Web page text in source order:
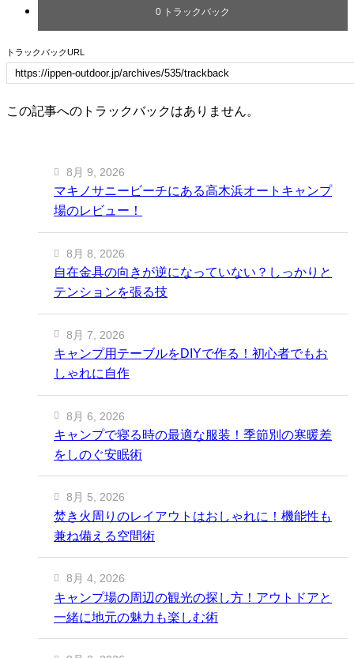
0 トラックバック
トラックバックURL
この記事へのトラックバックはありません。
マキノサニービーチにある高木浜オートキャンプ
場のレビュー！
8月 9, 2026
自在金具の向きが逆になっていない？しっかりと
テンションを張る技
8月 8, 2026
キャンプ用テーブルをDIYで作る！初心者でもお
しゃれに自作
8月 7, 2026
キャンプで寝る時の最適な服装！季節別の寒暖差
をしのぐ安眠術
8月 6, 2026
焚き火周りのレイアウトはおしゃれに！機能性も
兼ね備える空間術
8月 5, 2026
キャンプ場の周辺の観光の探し方！アウトドアと
一緒に地元の魅力も楽しむ術
8月 4, 2026